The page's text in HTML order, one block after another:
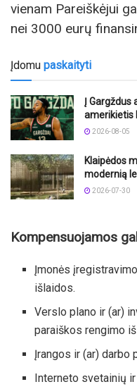
vienam Pareiškėjui
nei 3000 eurų
Įdomu paskaityti
Į Gargždus
amerikietis
2026-08-05
Klaipėdos
modernią
2026-07-30
Kompensuojamos
Įmonės
išlaidos.
Verslo plano ir (ar)
paraiškos rengimo
Įrangos ir (ar) darbo
Interneto svetainių